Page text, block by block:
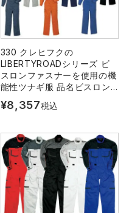
330 クレヒフクの
LIBERTYROADシリーズ ビ
スロンファスナーを使用の機
能性ツナギ服 品名ビスロン
¥8,357税込